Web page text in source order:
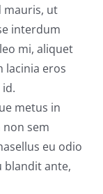
mauris, ut
interdum
mi, aliquet
lacinia eros
metus in
sem
eu odio
blandit ante,